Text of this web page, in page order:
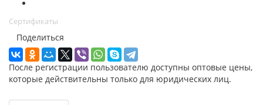
Сертификаты
Поделиться
После регистрации пользователю доступны оптовые цены,
которые действительны только для юридических лиц.